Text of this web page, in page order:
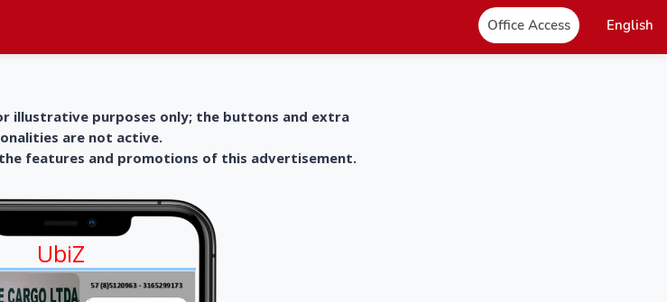
Office Access English
illustrative purposes only; the buttons and extra
are not active.
features and promotions of this advertisement.
UbiZ